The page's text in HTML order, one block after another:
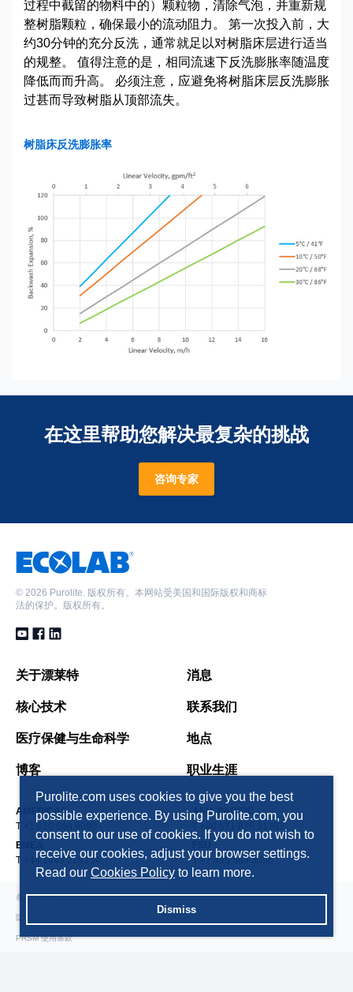
过程中截留的物料中的）颗粒物，清除气泡，并重新规
整树脂颗粒，确保最小的流动阻力。 第一次投入前，大
约30分钟的充分反洗，通常就足以对树脂床层进行适当
的规整。 值得注意的是，相同流速下反洗膨胀率随温度
降低而而升高。 必须注意，应避免将树脂床层反洗膨胀
过甚而导致树脂从顶部流失。
树脂床反洗膨胀率
Purolite.com uses cookies to give you the best
possible experience. By using Purolite.com, you
consent to our use of cookies. If you do not wish to
receive our cookies, adjust your browser settings.
Read our Cookies Policy to learn more.
Dismiss
在这里帮助您解决最复杂的挑战
咨询专家
© 2026 Purolite. 版权所有。本网站受美国和国际版权和商标
法的保护。版权所有。
关于漂莱特
核心技术
医疗保健与生命科学
博客
消息
联系我们
地点
职业生涯
AMERICAS
T +1 610 668 9090
ASIA PACIFIC
EMEA
T +44 1443 229334
T +7 495 363 5056
条款和条件
隐私政策
PRSM 使用条款